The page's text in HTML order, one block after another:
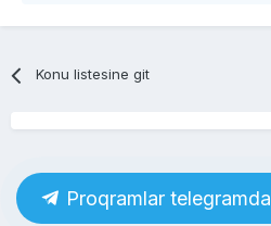
Konu listesine git
Proqramlar telegramda